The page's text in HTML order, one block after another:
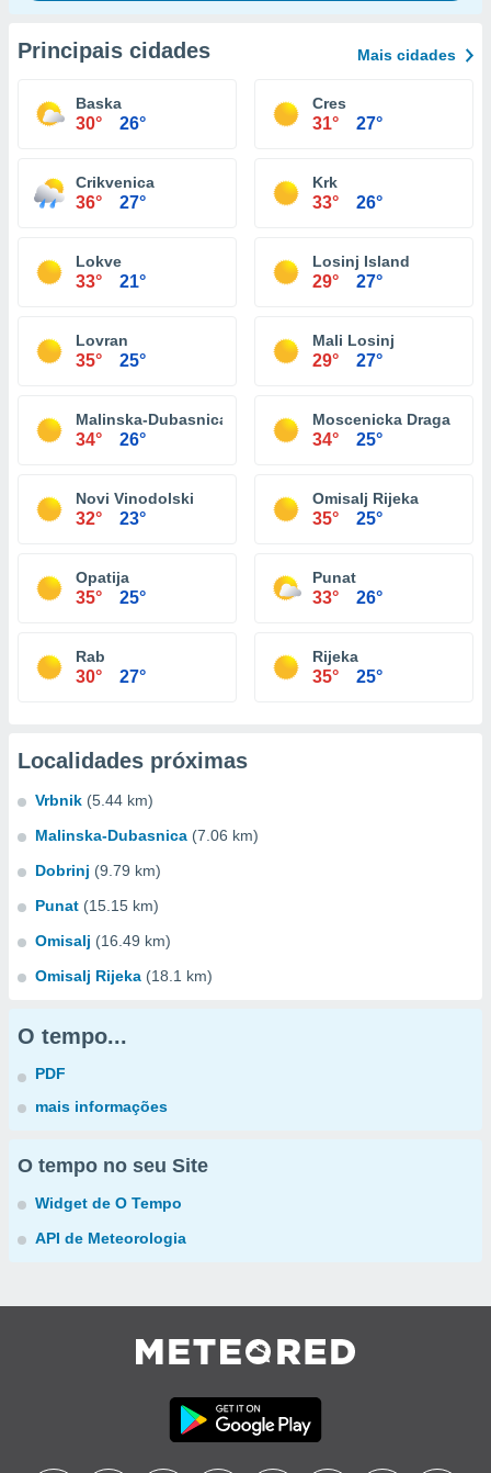
Principais cidades Mais cidades
Baska
30° 26°
Cres
31° 27°
Crikvenica
36° 27°
Krk
33° 26°
Lokve
33° 21°
Losinj Island
29° 27°
Lovran
35° 25°
Mali Losinj
29° 27°
Malinska-Dubasnica
34° 26°
Moscenicka Draga
34° 25°
Novi Vinodolski
32° 23°
Omisalj Rijeka
35° 25°
Opatija
35° 25°
Punat
33° 26°
Rab
30° 27°
Rijeka
35° 25°
Localidades próximas
Vrbnik (5.44 km)
Malinska-Dubasnica (7.06 km)
Dobrinj (9.79 km)
Punat (15.15 km)
Omisalj (16.49 km)
Omisalj Rijeka (18.1 km)
O tempo...
PDF
mais informações
O tempo no seu Site
Widget de O Tempo
API de Meteorologia